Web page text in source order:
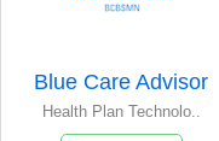
Blue Care Advisor
Health Plan Technolo..